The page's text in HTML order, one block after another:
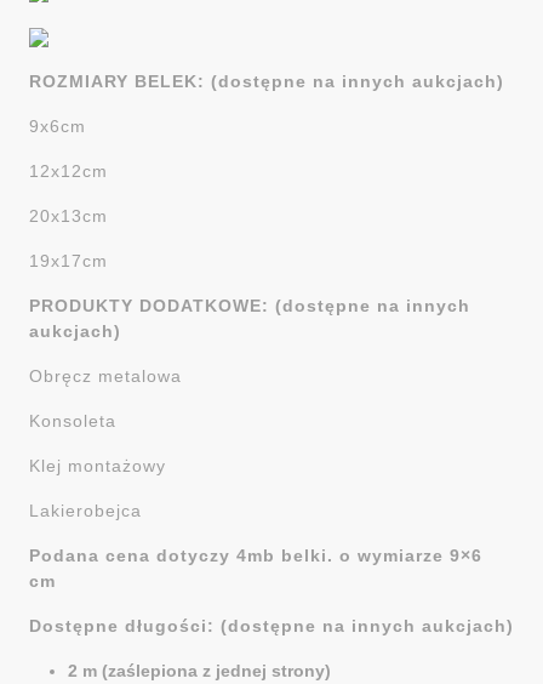
ROZMIARY BELEK: (dostępne na innych aukcjach)
9x6cm
12x12cm
20x13cm
19x17cm
PRODUKTY DODATKOWE: (dostępne na innych
aukcjach)
Obręcz metalowa
Konsoleta
Klej montażowy
Lakierobejca
Podana cena dotyczy 4mb belki. o wymiarze 9×6
cm
Dostępne długości: (dostępne na innych aukcjach)
2 m (zaślepiona z jednej strony)